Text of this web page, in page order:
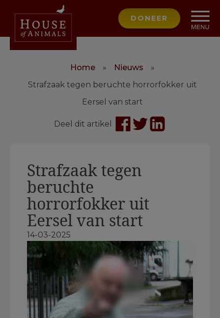
DONEER
Home » Nieuws
»
Strafzaak tegen beruchte horrorfokker uit
Eersel van start
Deel dit artikel
Strafzaak tegen
beruchte
horrorfokker uit
Eersel van start
14-03-2025